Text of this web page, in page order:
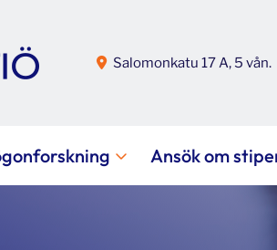
Salomonkatu 17 A, 5 vån.
Ansök om